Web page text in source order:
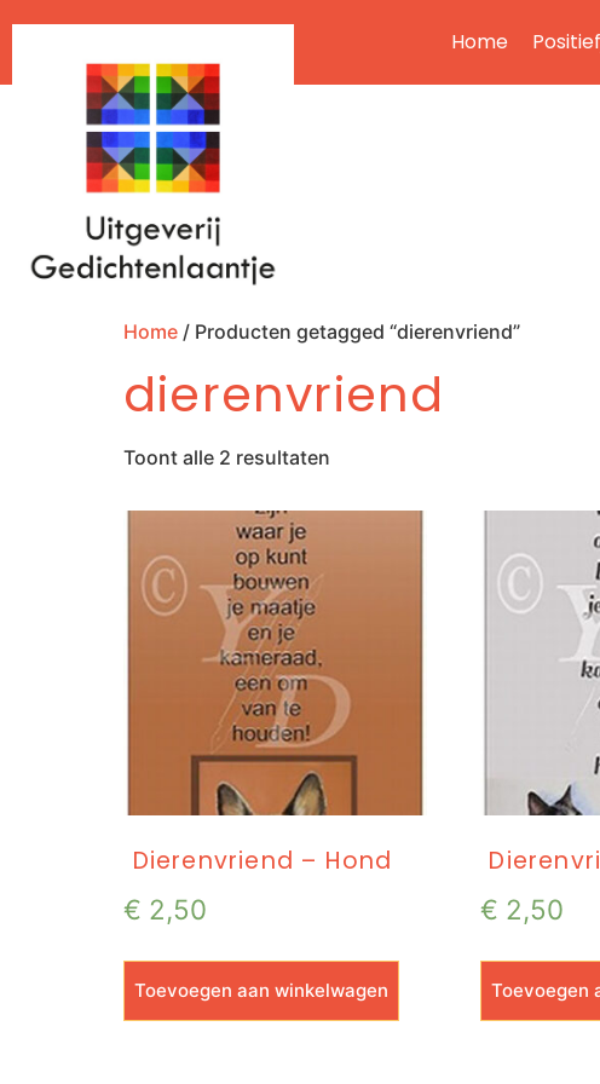
Home
Home / Producten getagged “dierenvriend”
dierenvriend
Toont alle 2 resultaten
Dierenvriend – Hond
€ 2,50
Toevoegen aan winkelwagen
€ 2,50
Toevoegen